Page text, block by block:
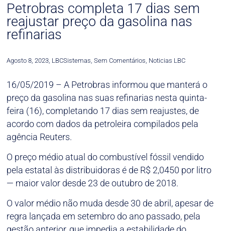
Petrobras completa 17 dias sem
reajustar preço da gasolina nas
refinarias
Agosto 8, 2023, LBCSistemas, Sem Comentários, Noticias LBC
16/05/2019 – A Petrobras informou que manterá o
preço da gasolina nas suas refinarias nesta quinta-
feira (16), completando 17 dias sem reajustes, de
acordo com dados da petroleira compilados pela
agência Reuters.
O preço médio atual do combustível fóssil vendido
pela estatal às distribuidoras é de R$ 2,0450 por litro
— maior valor desde 23 de outubro de 2018.
O valor médio não muda desde 30 de abril, apesar de
regra lançada em setembro do ano passado, pela